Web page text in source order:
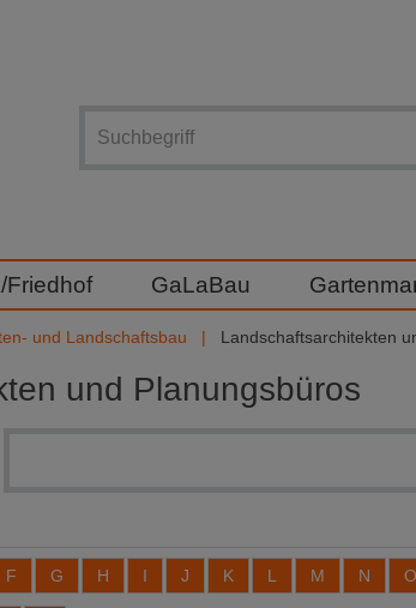
Friedhof GaLaBau
und Landschaftsbau Landschaftsarchitekten
und Planungsbüros
F G H I J K L M N O